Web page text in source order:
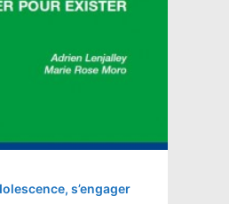
s’engager